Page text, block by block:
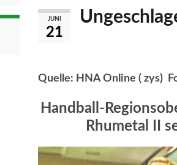
JUNI
21
Quelle: HNA Online ( zys)
Handball-
Rhumetal II